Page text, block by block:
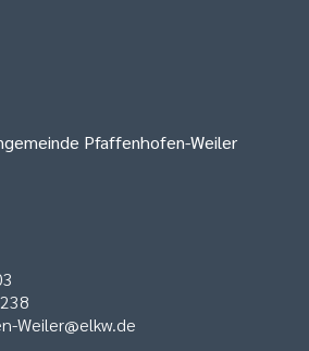
Pfaffenhofen-Weiler
Weiler@elkw.de